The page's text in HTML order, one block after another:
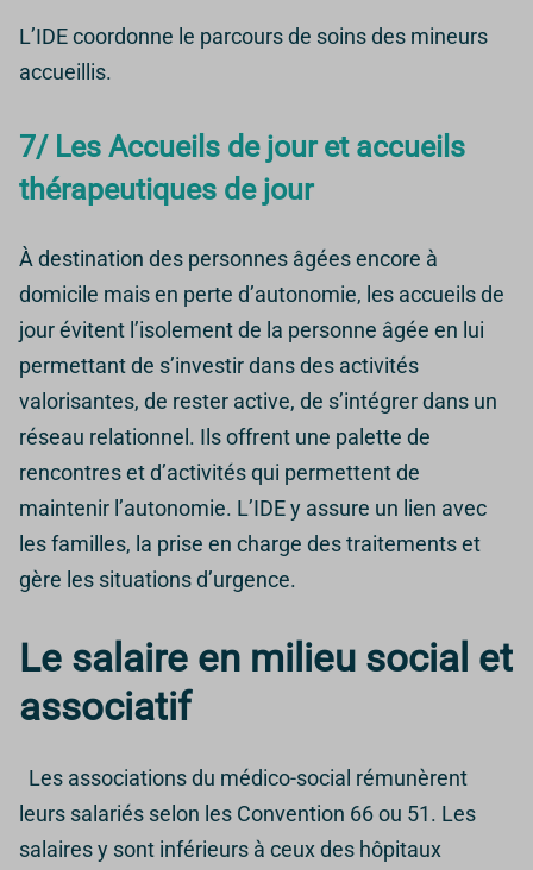
L’IDE coordonne le parcours de soins des mineurs
accueillis.
7/ Les Accueils de jour et accueils
thérapeutiques de jour
À destination des personnes âgées encore à
domicile mais en perte d’autonomie, les accueils de
jour évitent l’isolement de la personne âgée en lui
permettant de s’investir dans des activités
valorisantes, de rester active, de s’intégrer dans un
réseau relationnel. Ils offrent une palette de
rencontres et d’activités qui permettent de
maintenir l’autonomie. L’IDE y assure un lien avec
les familles, la prise en charge des traitements et
gère les situations d’urgence.
Le salaire en milieu social et
associatif
Les associations du médico-social rémunèrent
leurs salariés selon les Convention 66 ou 51. Les
salaires y sont inférieurs à ceux des hôpitaux